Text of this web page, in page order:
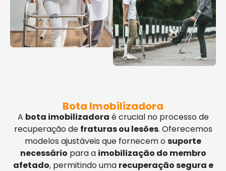
Bota Imobilizadora
A bota imobilizadora é crucial no processo de
recuperação de fraturas ou lesões. Oferecemos
modelos ajustáveis que fornecem osuporte
necessário para a imobilização do membro
afetado, permitindo uma recuperação segura e